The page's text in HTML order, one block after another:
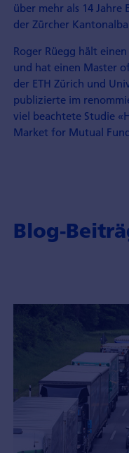
über mehr als 14
der Zürcher
Roger Rüegg hält
und hat einen Master
der ETH Zürich und
publizierte im
viel beachtete Studie
Market for Mutual
Blog-